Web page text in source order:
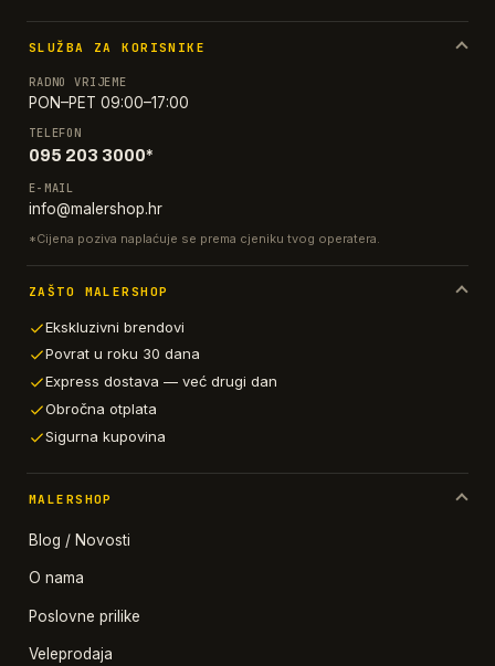
SLUŽBA ZA KORISNIKE
RADNO VRIJEME
PON–PET 09:00–17:00
TELEFON
095 203 3000*
E-MAIL
info@malershop.hr
*Cijena poziva naplaćuje se prema cjeniku tvog operatera.
ZAŠTO MALERSHOP
Ekskluzivni brendovi
Povrat u roku 30 dana
Express dostava — već drugi dan
Obročna otplata
Sigurna kupovina
MALERSHOP
Blog / Novosti
O nama
Poslovne prilike
Veleprodaja